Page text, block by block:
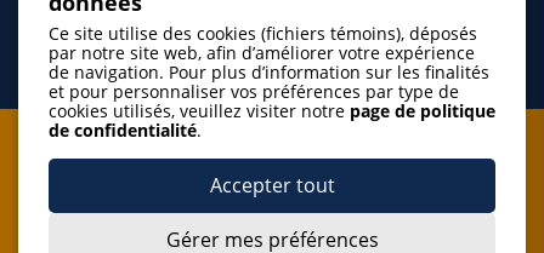
Je m'abonne à l'infolettre
Ce site utilise des cookies (fichiers témoins), déposés
par notre site web, afin d’améliorer votre expérience
de navigation. Pour plus d’information sur les finalités
et pour personnaliser vos préférences par type de
cookies utilisés, veuillez visiter notre page de politique
de confidentialité.
Accepter tout
Gérer mes préférences